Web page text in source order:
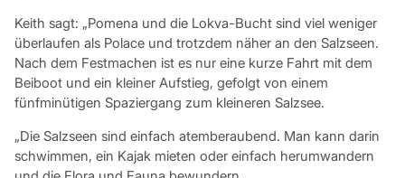
Keith sagt: „Pomena und die Lokva-Bucht sind viel weniger
überlaufen als Polace und trotzdem näher an den Salzseen.
Nach dem Festmachen ist es nur eine kurze Fahrt mit dem
Beiboot und ein kleiner Aufstieg, gefolgt von einem
fünfminütigen Spaziergang zum kleineren Salzsee.
„Die Salzseen sind einfach atemberaubend. Man kann darin
schwimmen, ein Kajak mieten oder einfach herumwandern